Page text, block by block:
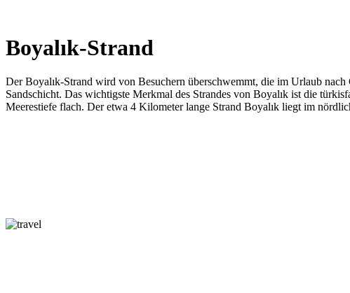
Boyalık-Strand
Der Boyalık-Strand wird von Besuchern überschwemmt, die im Urlaub
Sandschicht. Das wichtigste Merkmal des Strandes von Boyalık ist die
Meerestiefe flach. Der etwa 4 Kilometer lange Strand Boyalık liegt im